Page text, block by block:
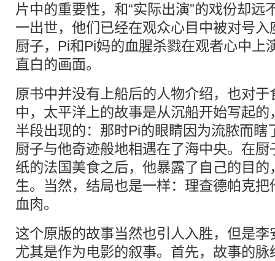
片中的重要性，和“实际出演”的戏份却远
一出世，他们已经在观众心目中被对号
厨子，Pi和Pi妈的血腥杀戮在观者心中上
直白的画面。
原书中并没有上船后的人物介绍，也对
中，太平洋上的故事是从沉船开始写起
半段出现的：那时Pi的眼睛因为流脓而瞎
厨子与他奇迹般地相遇在了海中央。在
纸的法国美食之后，他暴露了自己的目
生。当然，结局也是一样：理查德帕克
血肉。
这个原版的故事当然也引人入胜，但是
尤其是作为电影的叙事。首先，故事的